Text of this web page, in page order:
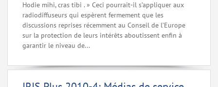
Hodie mihi, cras tibi . » Ceci pourrait-il s’appliquer aux
radiodiffuseurs qui espèrent fermement que les
discussions reprises récemment au Conseil de l’Europe
sur la protection de leurs intérêts aboutissent enfin à
garantir le niveau de...